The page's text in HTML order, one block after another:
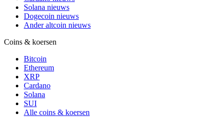
Solana nieuws
Dogecoin nieuws
Ander altcoin nieuws
Coins & koersen
Bitcoin
Ethereum
XRP
Cardano
Solana
SUI
Alle coins & koersen